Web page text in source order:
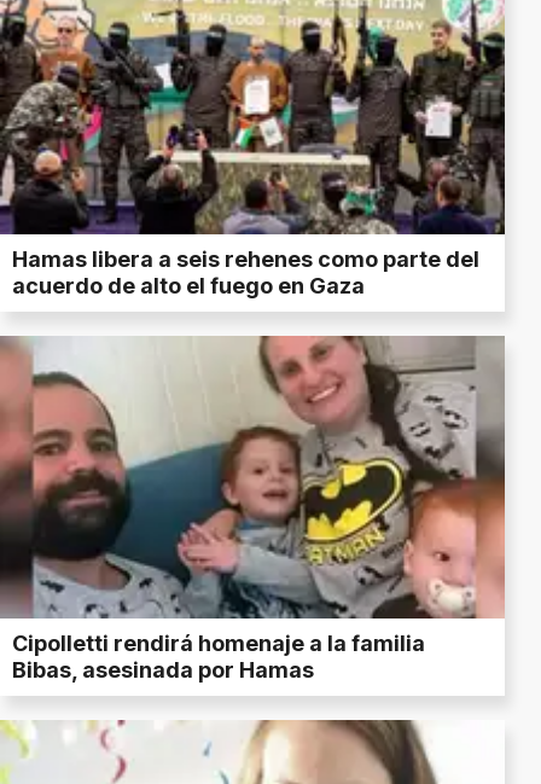
Hamas libera a seis rehenes como parte del
acuerdo de alto el fuego en Gaza
Cipolletti rendirá homenaje a la familia
Bibas, asesinada por Hamas